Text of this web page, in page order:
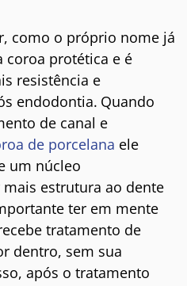
como o próprio nome já
coroa protética e é
resistência e
endodontia. Quando
de canal e
de porcelana ele
um núcleo
estrutura ao dente
ter em mente
tratamento de
dentro, sem sua
após o tratamento